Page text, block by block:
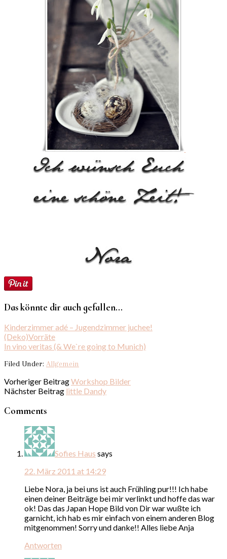
Das könnte dir auch gefallen...
Kinderzimmer adé – Jugendzimmer juchee!
(Deko)Vorräte
In vino veritas (& We`re going to Munich)
Filed Under: Allgemein
Vorheriger BeitragWorkshop Bilder
Nächster Beitrag little Dandy
Comments
Sofies Haus says
22. März 2011 at 14:29
Liebe Nora, ja bei uns ist auch Frühling pur!!! Ich habe
einen deiner Beiträge bei mir verlinkt und hoffe das war
ok! Das das Japan Hope Bild von Dir war wußte ich
garnicht, ich hab es mir einfach von einem anderen Blog
mitgenommen! Sorry und danke!! Alles liebe Anja
Antworten